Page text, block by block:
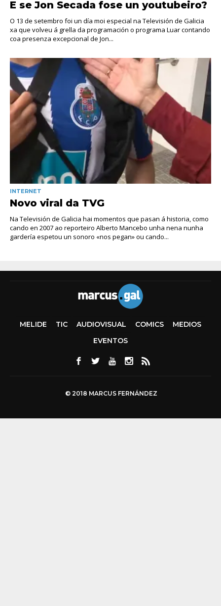
E se Jon Secada fose un youtubeiro?
O 13 de setembro foi un día moi especial na Televisión de Galicia
xa que volveu á grella da programación o programa Luar contando
coa presenza excepcional de Jon...
INTERNET
Novo viral da TVG
Na Televisión de Galicia hai momentos que pasan á historia, como
cando en 2007 ao reporteiro Alberto Mancebo unha nena nunha
gardería espetou un sonoro «nos pegan» ou cando...
MELIDE TIC AUDIOVISUAL COMICS
MEDIOS
EVENTOS
© 2018 MARCUS FERNÁNDEZ